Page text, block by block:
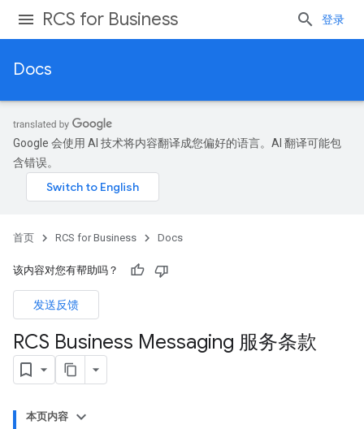
RCS for Business 登录
Docs
Google 会使用 AI 技术将内容翻译成您偏好的语言。AI 翻译可能包
含错误。
首页 RCS for Business Docs
该内容对您有帮助吗？
发送反馈
RCS Business Messaging 服务条款
本页内容